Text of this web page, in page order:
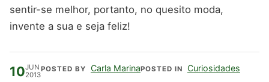
sentir-se melhor, portanto, no quesito moda,
invente a sua e seja feliz!
10JUN
2013
POSTED BY Carla MarinaPOSTED IN Curiosidades